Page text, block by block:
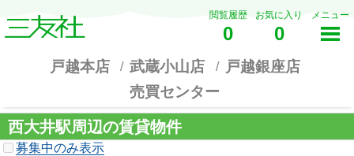
閲覧履歴
0
お気に入り
0
メニュー
戸越本店 武蔵小山店
戸越銀座店
売買センター
西大井駅周辺の賃貸物件
募集中のみ表示